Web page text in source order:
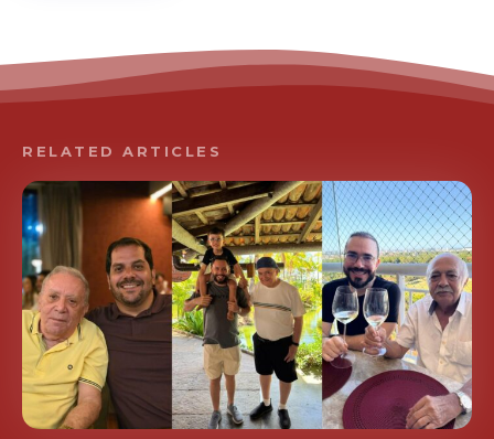
RELATED ARTICLES